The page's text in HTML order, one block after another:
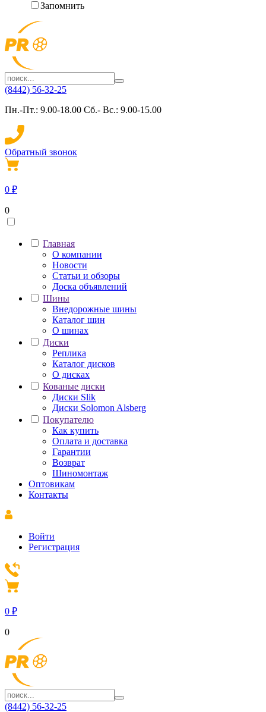
Запомнить
(8442) 56-32-25
Пн.-Пт.: 9.00-18.00 Сб.- Вс.: 9.00-15.00
Обратный звонок
0 ₽
0
Главная
О компании
Новости
Статьи и обзоры
Доска объявлений
Шины
Внедорожные шины
Каталог шин
О шинах
Диски
Реплика
Каталог дисков
О дисках
Кованые диски
Диски Slik
Диски Solomon Alsberg
Покупателю
Как купить
Оплата и доставка
Гарантии
Возврат
Шиномонтаж
Оптовикам
Контакты
Войти
Регистрация
0 ₽
0
(8442) 56-32-25